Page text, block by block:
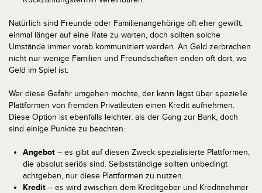
Natürlich sind Freunde oder Familienangehörige oft eher gewillt,
einmal länger auf eine Rate zu warten, doch sollten solche
Umstände immer vorab kommuniziert werden. An Geld zerbrachen
nicht nur wenige Familien und Freundschaften enden oft dort, wo
Geld im Spiel ist.
Wer diese Gefahr umgehen möchte, der kann lägst über spezielle
Plattformen von fremden Privatleuten einen Kredit aufnehmen.
Diese Option ist ebenfalls leichter, als der Gang zur Bank, doch
sind einige Punkte zu beachten:
Angebot – es gibt auf diesen Zweck spezialisierte Plattformen,
die absolut seriös sind. Selbstständige sollten unbedingt
achtgeben, nur diese Plattformen zu nutzen.
Kredit – es wird zwischen dem Kreditgeber und Kreditnehmer